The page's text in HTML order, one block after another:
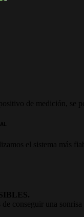
de medición, se
el sistema más
de conseguir una